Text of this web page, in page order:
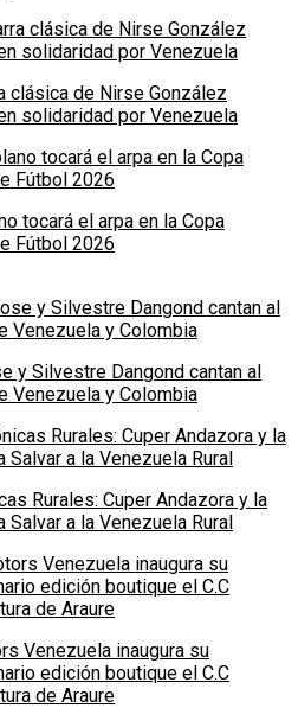
clásica de Nirse González
solidaridad por Venezuela
tocará el arpa en la Copa
Fútbol 2026
y Silvestre Dangond cantan al
Venezuela y Colombia
Rurales: Cuper Andazora y la
Salvar a la Venezuela Rural
Venezuela inaugura su
edición boutique el C.C
de Araure